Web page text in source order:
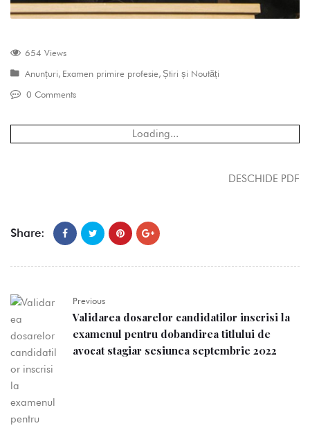
654 Views
Anunțuri, Examen primire profesie, Știri și Noutăți
0 Comments
Loading...
DESCHIDE PDF
Share:
Previous
Validarea dosarelor candidatilor inscrisi la
examenul pentru dobandirea titlului de
avocat stagiar sesiunea septembrie 2022